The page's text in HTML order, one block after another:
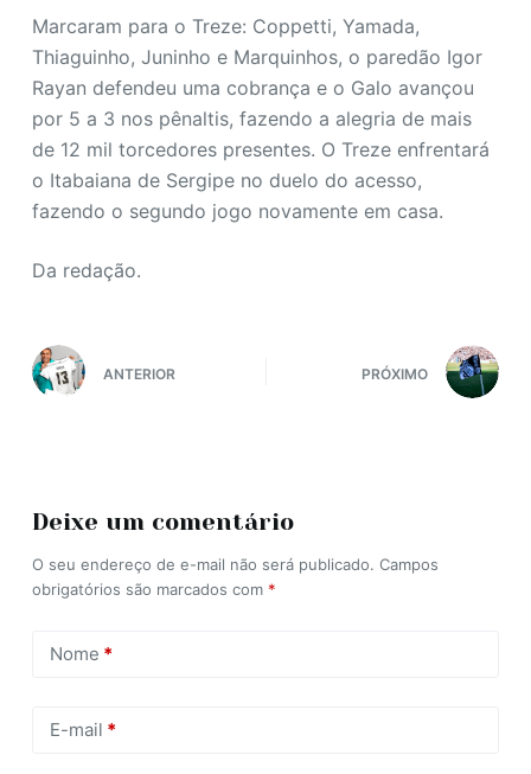
Marcaram para o Treze: Coppetti, Yamada,
Thiaguinho, Juninho e Marquinhos, o paredão Igor
Rayan defendeu uma cobrança e o Galo avançou
por 5 a 3 nos pênaltis, fazendo a alegria de mais
de 12 mil torcedores presentes. O Treze enfrentará
o Itabaiana de Sergipe no duelo do acesso,
fazendo o segundo jogo novamente em casa.
Da redação.
ANTERIOR PRÓXIMO
Deixe um comentário
O seu endereço de e-mail não será publicado. Campos
obrigatórios são marcados com *
Nome *
E-mail *